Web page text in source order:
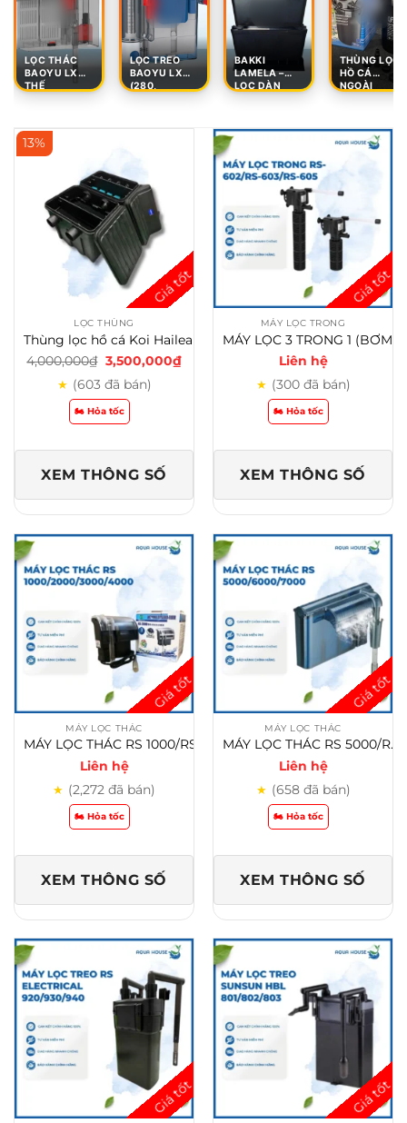
LỌC THÁC
BAOYU LX
THẾ
LỌC TREO
BAOYU LX
(280,
BAKKI
LAMELA –
LỌC DÀN
THÙNG LỌC
HỒ CÁ
NGOÀI
13%
LỌC THÙNG
4,000,000₫ G
á
g
ố
c
:
4
,
0
0
0
₫
.
3,500,000₫G
i
ạ
:
3
5
0
0
₫
.
★ (603 đã bán)
🏍️ Hỏa tốc
XEM THÔNG SỐ
MÁY LỌC TRONG
Liên hệ
★ (300 đã bán)
🏍️ Hỏa tốc
XEM THÔNG SỐ
MÁY LỌC THÁC
Liên hệ
★ (2,272 đã bán)
🏍️ Hỏa tốc
XEM THÔNG SỐ
MÁY LỌC THÁC
MÁY LỌC THÁC RS 5000/RS 6000/RS 7000 CHO HỒ CÁ CẢNH
Liên hệ
★ (658 đã bán)
🏍️ Hỏa tốc
XEM THÔNG SỐ